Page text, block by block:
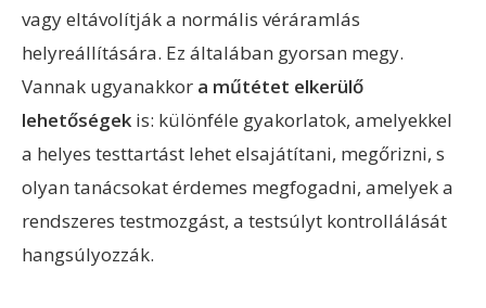
vagy eltávolítják a normális véráramlás
helyreállítására. Ez általában gyorsan megy.
Vannak ugyanakkor a műtétet elkerülő
lehetőségek is: különféle gyakorlatok, amelyekkel
a helyes testtartást lehet elsajátítani, megőrizni, s
olyan tanácsokat érdemes megfogadni, amelyek a
rendszeres testmozgást, a testsúlyt kontrollálását
hangsúlyozzák.